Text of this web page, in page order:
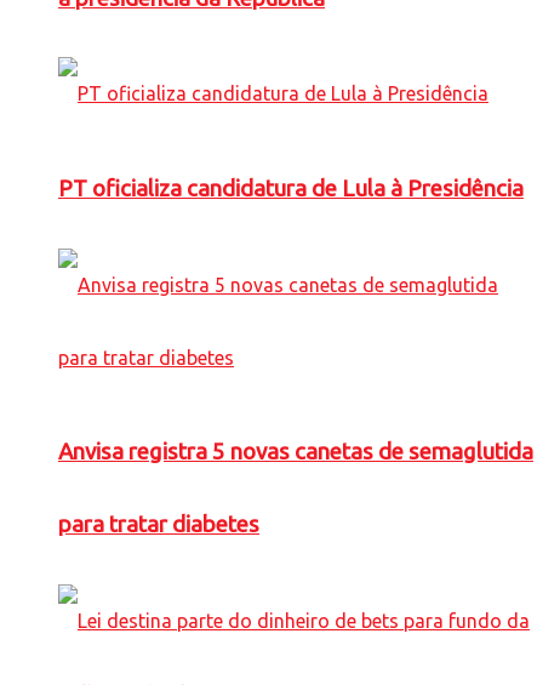
PT oficializa candidatura de Lula à Presidência
Anvisa registra 5 novas canetas de semaglutida
para tratar diabetes